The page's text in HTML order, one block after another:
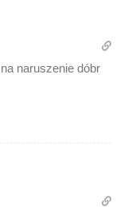
naruszenie dóbr